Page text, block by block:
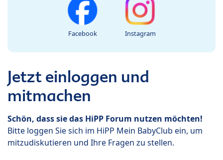
Facebook Instagram
Jetzt einloggen und
mitmachen
Schön, dass sie das HiPP Forum nutzen möchten!
Bitte loggen Sie sich im HiPP Mein BabyClub ein, um
mitzudiskutieren und Ihre Fragen zu stellen.